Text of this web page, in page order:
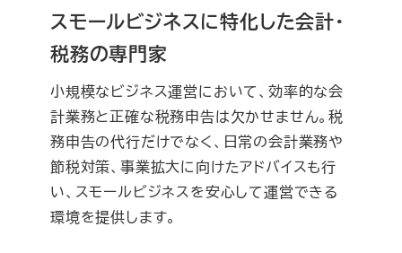
スモールビジネスに特化した会計・
税務の専門家
小規模なビジネス運営において、効率的な会
計業務と正確な税務申告は欠かせません。税
務申告の代行だけでなく、日常の会計業務や
節税対策、事業拡大に向けたアドバイスも行
い、スモールビジネスを安心して運営できる
環境を提供します。